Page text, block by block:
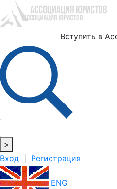
Вступить в
>
Вход
Регистрация
ENG